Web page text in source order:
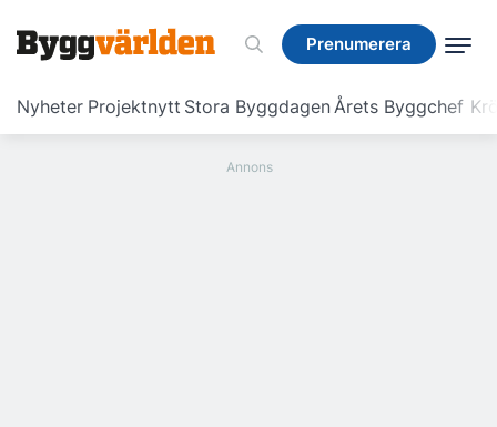
Prenumerera
Nyheter Projektnytt Stora ByggdagenÅrets Byggchef
Prenumerera